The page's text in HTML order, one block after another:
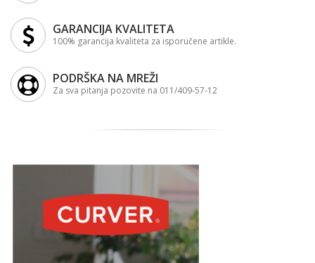
GARANCIJA KVALITETA
100% garancija kvaliteta za isporučene artikle.
PODRŠKA NA MREŽI
Za sva pitanja pozovite na 011/409-57-12